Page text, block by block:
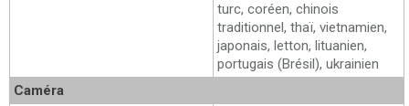
turc, coréen, chinois
traditionnel, thaï, vietnamien,
japonais, letton, lituanien,
portugais (Brésil), ukrainien
Caméra